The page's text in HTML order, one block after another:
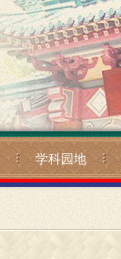
学科园地